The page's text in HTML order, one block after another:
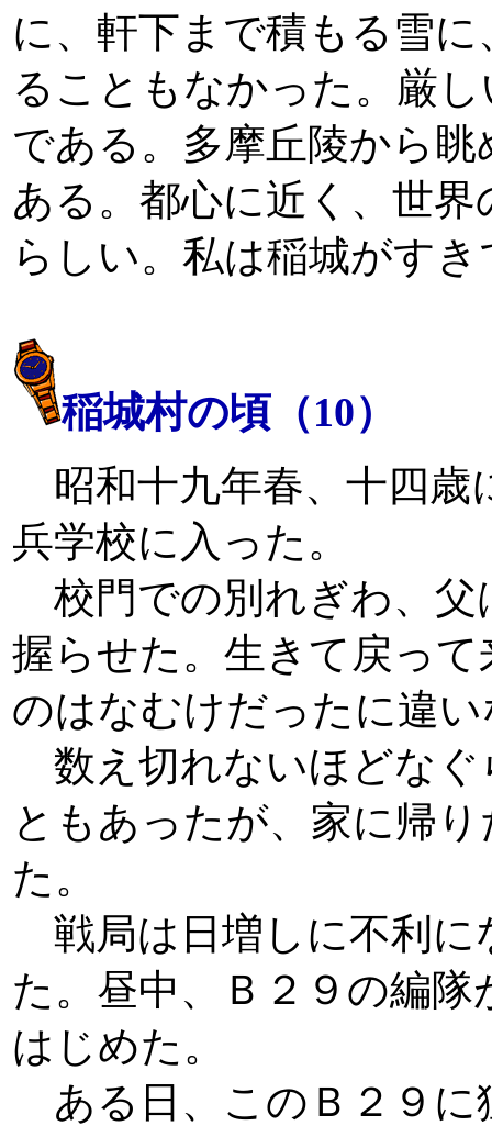
に、軒下まで積もる雪
ることもなかった。厳
である。多摩丘陵から
ある。都心に近く、世
らしい。私は稲城がす
稲城村の頃（10）
昭和十九年春、十四歳
兵学校に入った。
校門での別れぎわ、父
握らせた。生きて戻っ
のはなむけだったに違
数え切れないほどなぐ
ともあったが、家に帰
た。
戦局は日増しに不利に
た。昼中、Ｂ２９の編
はじめた。
ある日、このＢ２９に